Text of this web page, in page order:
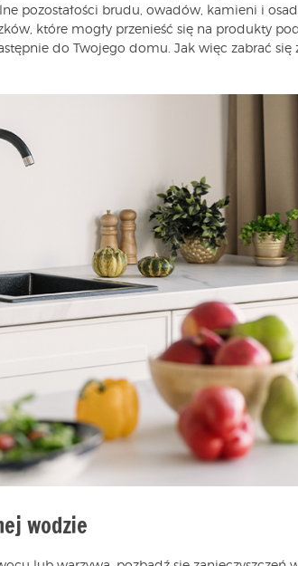
pozostałości brudu, owadów, kamieni i
które mogły przenieść się na produkty
do Twojego domu. Jak więc zabrać się
wodzie